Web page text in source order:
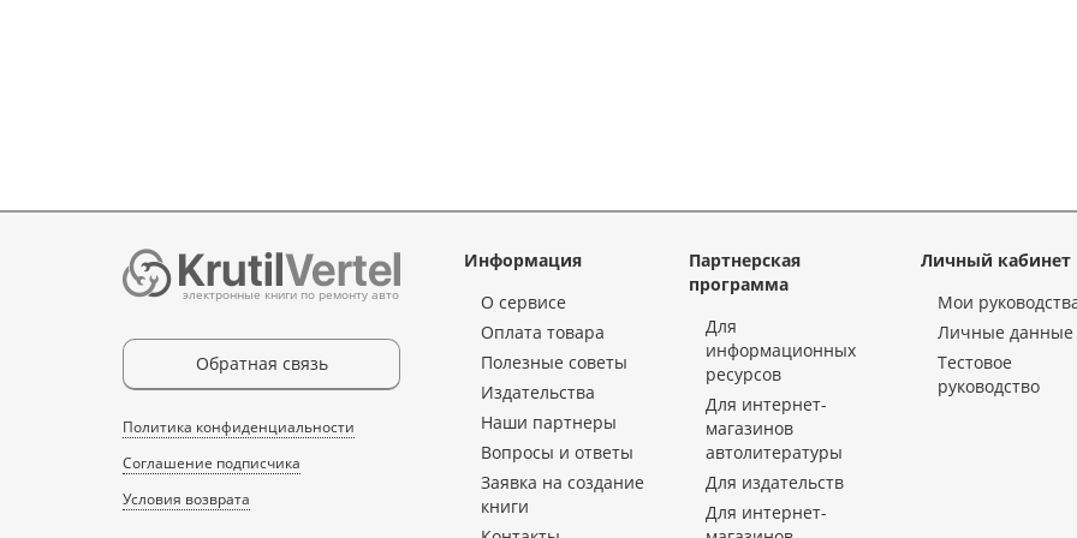
электронные книги по ремонту авто
Обратная связь
Политика конфиденциальности
Соглашение подписчика
Условия возврата
Информация
О сервисе
Оплата товара
Полезные советы
Издательства
Наши партнеры
Вопросы и ответы
Заявка на создание
книги
Партнерская
программа
Для
информационных
ресурсов
Для интернет-
магазинов
автолитературы
Для издательств
Для интернет-
Личный кабинет
Мои
Личные данные
Тестовое
руководство